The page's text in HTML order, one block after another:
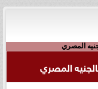
المصري
المصري